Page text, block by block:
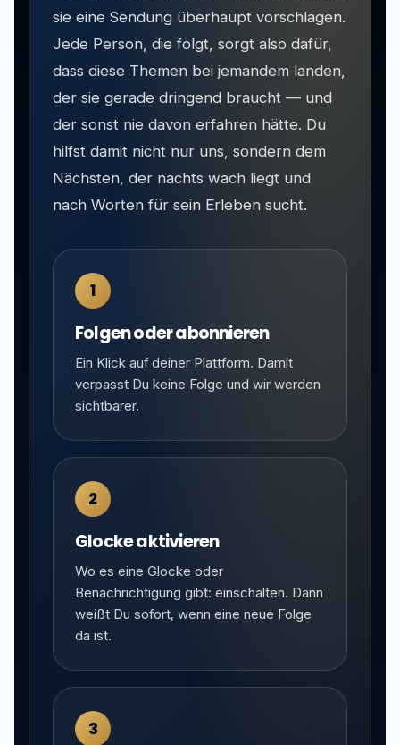
sie eine Sendung überhaupt vorschlagen.
Jede Person, die folgt, sorgt also dafür,
dass diese Themen bei jemandem landen,
der sie gerade dringend braucht — und
der sonst nie davon erfahren hätte. Du
hilfst damit nicht nur uns, sondern dem
Nächsten, der nachts wach liegt und
nach Worten für sein Erleben sucht.
1
Folgen oder abonnieren
Ein Klick auf deiner Plattform. Damit
verpasst Du keine Folge und wir werden
sichtbarer.
2
Glocke aktivieren
Wo es eine Glocke oder
Benachrichtigung gibt: einschalten. Dann
weißt Du sofort, wenn eine neue Folge
da ist.
3